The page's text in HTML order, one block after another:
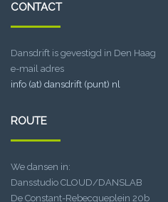
CONTACT
Dansdrift is gevestigd in Den Haag
e-mail adres
info (at) dansdrift (punt) nl
ROUTE
We dansen in:
Dansstudio CLOUD/DANSLAB
De Constant-Rebecqueplein 20b